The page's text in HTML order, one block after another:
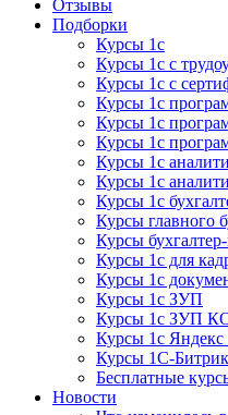
Отзывы
Подборки
Курсы 1с
Курсы 1с с
Курсы 1с с
Курсы 1с
Курсы 1с
Курсы 1с
Курсы 1с
Курсы 1с
Курсы 1с
Курсы главного
Курсы
Курсы 1с для
Курсы 1с
Курсы 1с ЗУП
Курсы 1с ЗУП
Курсы 1с
Курсы 1С-
Бесплатные
Новости